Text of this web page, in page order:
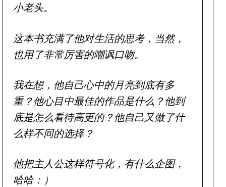
小老头。
这本书充满了他对生活的思考，当然，
也用了非常厉害的嘲讽口吻。
我在想，他自己心中的月亮到底有多
重？他心目中最佳的作品是什么？他到
底是怎么看待高更的？他自己又做了什
么样不同的选择？
他把主人公这样符号化，有什么企图，
哈哈：）